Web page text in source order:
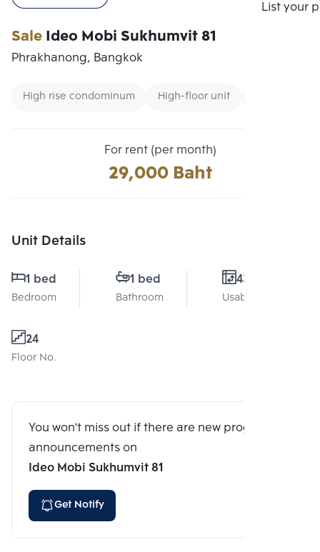
List your
SaleIdeo Mobi Sukhumvit 81
Phrakhanong, Bangkok
High rise condominum High-floor unit
For rent (per month)
29,000 Baht
Unit Details
1 bed
Bedroom
1 bed
Bathroom
43 Sq.m.
Usable area
24
Floor No.
You won't miss out if there are new program
announcements on
Ideo Mobi Sukhumvit 81
Get Notify